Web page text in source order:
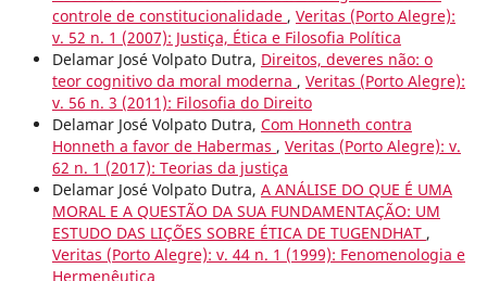
controle de constitucionalidade , Veritas (Porto Alegre):
v. 52 n. 1 (2007): Justiça, Ética e Filosofia Política
Delamar José Volpato Dutra, Direitos, deveres não: o
teor cognitivo da moral moderna , Veritas (Porto Alegre):
v. 56 n. 3 (2011): Filosofia do Direito
Delamar José Volpato Dutra, Com Honneth contra
Honneth a favor de Habermas , Veritas (Porto Alegre): v.
62 n. 1 (2017): Teorias da justiça
Delamar José Volpato Dutra, A ANÁLISE DO QUE É UMA
MORAL E A QUESTÃO DA SUA FUNDAMENTAÇÃO: UM
ESTUDO DAS LIÇÕES SOBRE ÉTICA DE TUGENDHAT ,
Veritas (Porto Alegre): v. 44 n. 1 (1999): Fenomenologia e
Hermenêutica